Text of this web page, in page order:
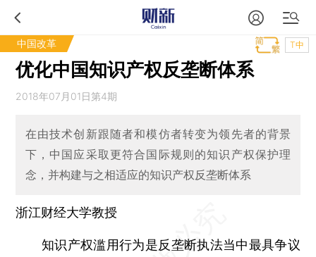
中国改革 T中
优化中国知识产权反垄断体系
2018年07月01日第4期
在由技术创新跟随者和模仿者转变为领先者的背景
下，中国应采取更符合国际规则的知识产权保护理
念，并构建与之相适应的知识产权反垄断体系
浙江财经大学教授
知识产权滥用行为是反垄断执法当中最具争议